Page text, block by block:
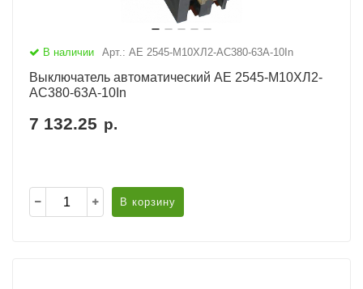
В наличии Арт.: АЕ 2545-М10ХЛ2-AC380-63А-10In
Выключатель автоматический АЕ 2545-М10ХЛ2-
AC380-63А-10In
7 132.25 р.
В корзину